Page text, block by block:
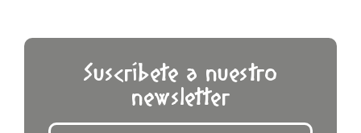
Suscríbete a nuestro
newsletter